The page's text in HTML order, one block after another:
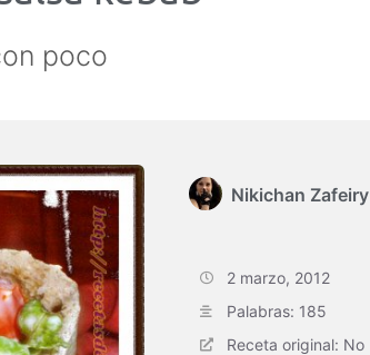
poco
Nikichan Zafeiry
2 marzo, 2012
Palabras: 185
Receta original: No